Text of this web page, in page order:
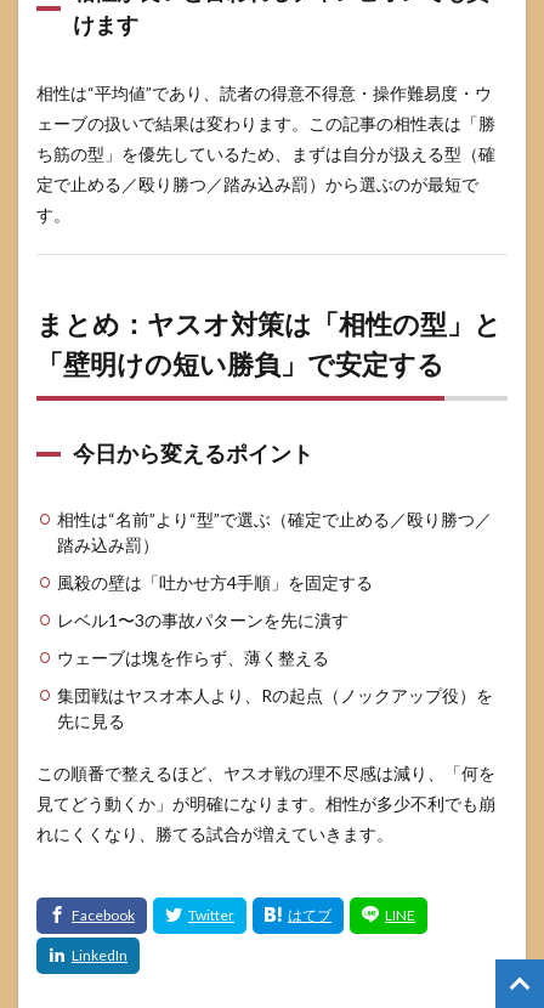
けます
相性は“平均値”であり、読者の得意不得意・操作難易度・ウ
ェーブの扱いで結果は変わります。この記事の相性表は「勝
ち筋の型」を優先しているため、まずは自分が扱える型（確
定で止める／殴り勝つ／踏み込み罰）から選ぶのが最短で
す。
まとめ：ヤスオ対策は「相性の型」と
「壁明けの短い勝負」で安定する
今日から変えるポイント
相性は“名前”より“型”で選ぶ（確定で止める／殴り勝つ／
踏み込み罰）
風殺の壁は「吐かせ方4手順」を固定する
レベル1〜3の事故パターンを先に潰す
ウェーブは塊を作らず、薄く整える
集団戦はヤスオ本人より、Rの起点（ノックアップ役）を
先に見る
この順番で整えるほど、ヤスオ戦の理不尽感は減り、「何を
見てどう動くか」が明確になります。相性が多少不利でも崩
れにくくなり、勝てる試合が増えていきます。